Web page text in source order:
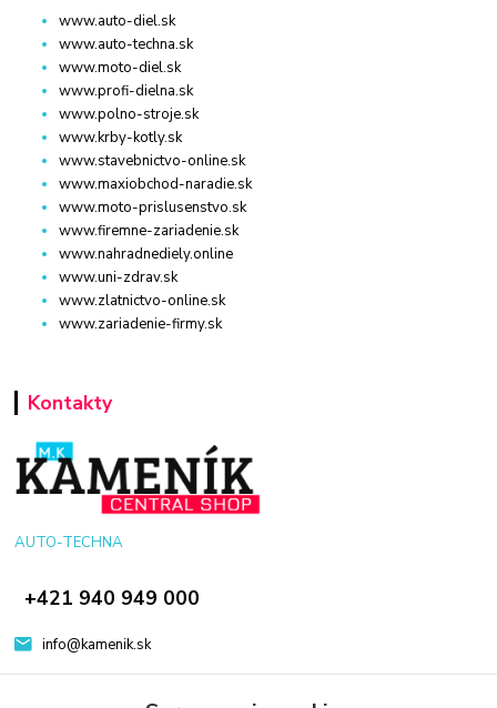
www.auto-diel.sk
www.auto-techna.sk
www.moto-diel.sk
www.profi-dielna.sk
www.polno-stroje.sk
www.krby-kotly.sk
www.stavebnictvo-online.sk
www.maxiobchod-naradie.sk
www.moto-prislusenstvo.sk
www.firemne-zariadenie.sk
www.nahradnediely.online
www.uni-zdrav.sk
www.zlatnictvo-online.sk
www.zariadenie-firmy.sk
Kontakty
AUTO-TECHNA
+421 940 949 000
info@kamenik.sk